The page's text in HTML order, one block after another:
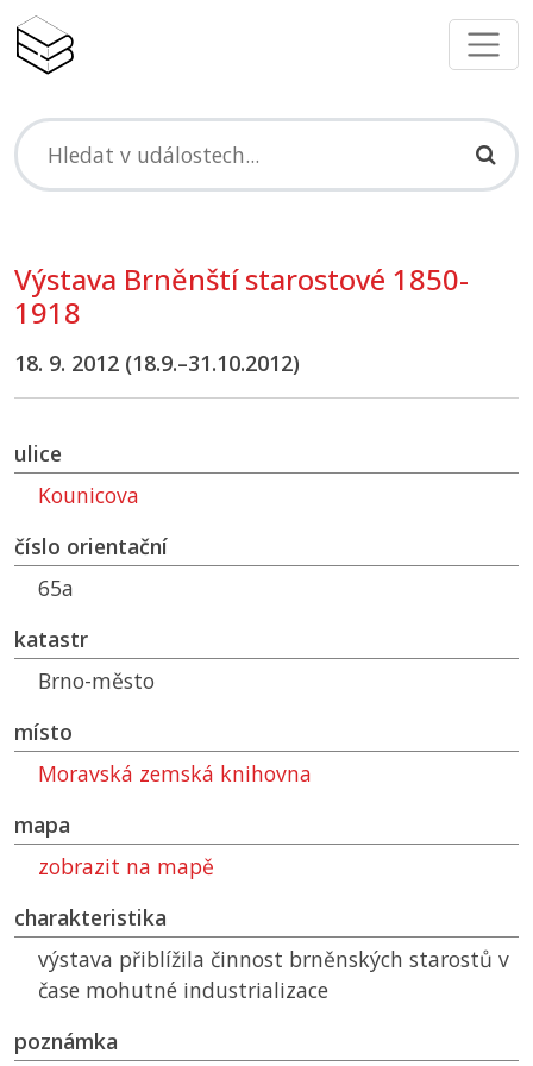
Výstava Brněnští starostové 1850-
1918
18. 9. 2012 (18.9.–31.10.2012)
ulice
Kounicova
číslo orientační
65a
katastr
Brno-město
místo
Moravská zemská knihovna
mapa
zobrazit na mapě
charakteristika
výstava přiblížila činnost brněnských starostů v
čase mohutné industrializace
poznámka